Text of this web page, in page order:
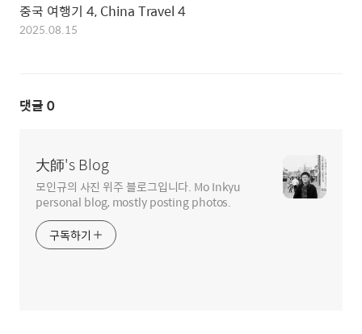
중국 여행기 4, China Travel 4
2025.08.15
댓글 0
大師's Blog
모인규의 사진 위주 블로그입니다. Mo Inkyu
personal blog, mostly posting photos.
구독하기